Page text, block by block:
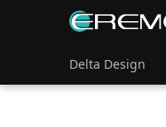
Delta Design